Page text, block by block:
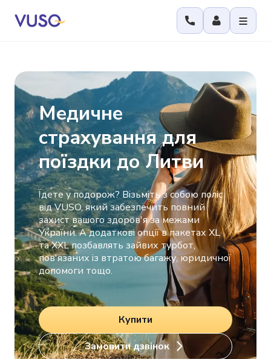
Медичне
страхування для
поїздки до Литви
Їдете у подорож? Візьміть з собою поліс
від VUSO, який забезпечить повний
захист вашого здоров'я за межами
України. А додаткові опції в пакетах XL
та XXL позбавлять зайвих турбот,
пов'язаних із втратою багажу, юридичної
допомоги тощо.
Купити
Замовити дзвінок